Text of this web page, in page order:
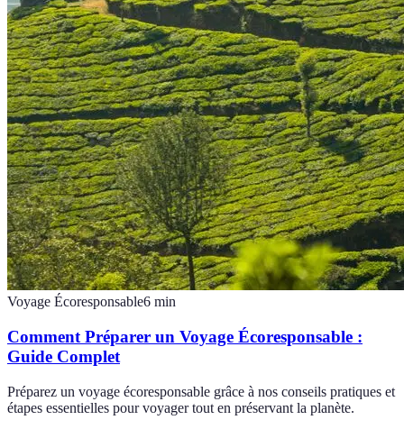
Voyage Écoresponsable6 min
Comment Préparer un Voyage Écoresponsable :
Guide Complet
Préparez un voyage écoresponsable grâce à nos conseils pratiques et
étapes essentielles pour voyager tout en préservant la planète.